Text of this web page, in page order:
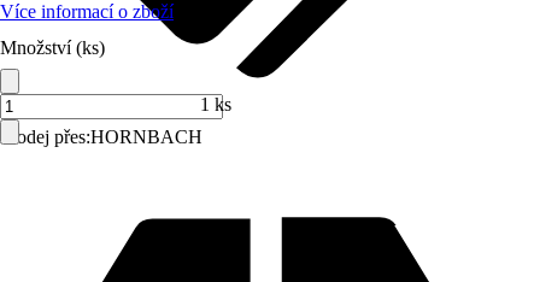
Prodej přes:HORNBACH
Více informací o zboží
Množství (ks)
1 ks